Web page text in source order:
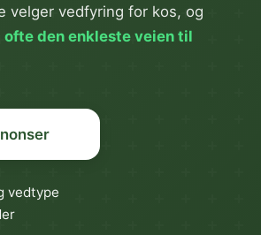
velger vedfyring for kos, og
den enkleste veien til
vedtype